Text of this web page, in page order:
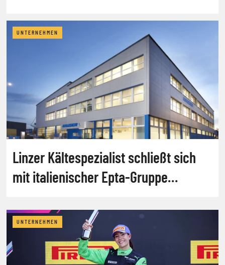
UNTERNEHMEN
Linzer Kältespezialist schließt sich
mit italienischer Epta-Gruppe
UNTERNEHMEN